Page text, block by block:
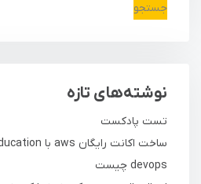
جستجو
نوشته‌های تازه
تست پادکست
ساخت اکانت رایگان aws با AWS Education
devops چیست